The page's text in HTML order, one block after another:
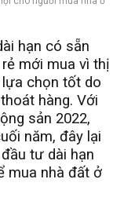
hạn có sẵn
mới mua vì thị
chọn tốt do
hàng. Với
sản 2022,
năm, đây lại
tư dài hạn
mua nhà đất ở